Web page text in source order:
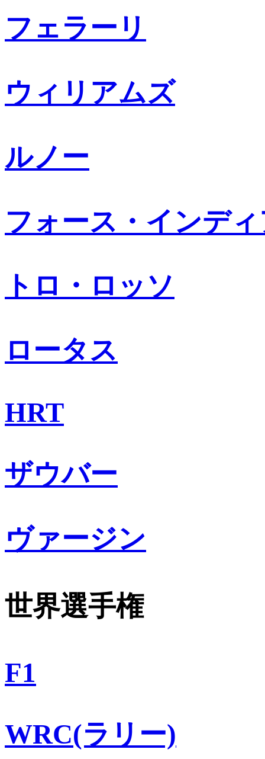
フェラーリ
ウィリアムズ
ルノー
フォース・インデ
トロ・ロッソ
ロータス
HRT
ザウバー
ヴァージン
世界選手権
F1
WRC(ラリー)